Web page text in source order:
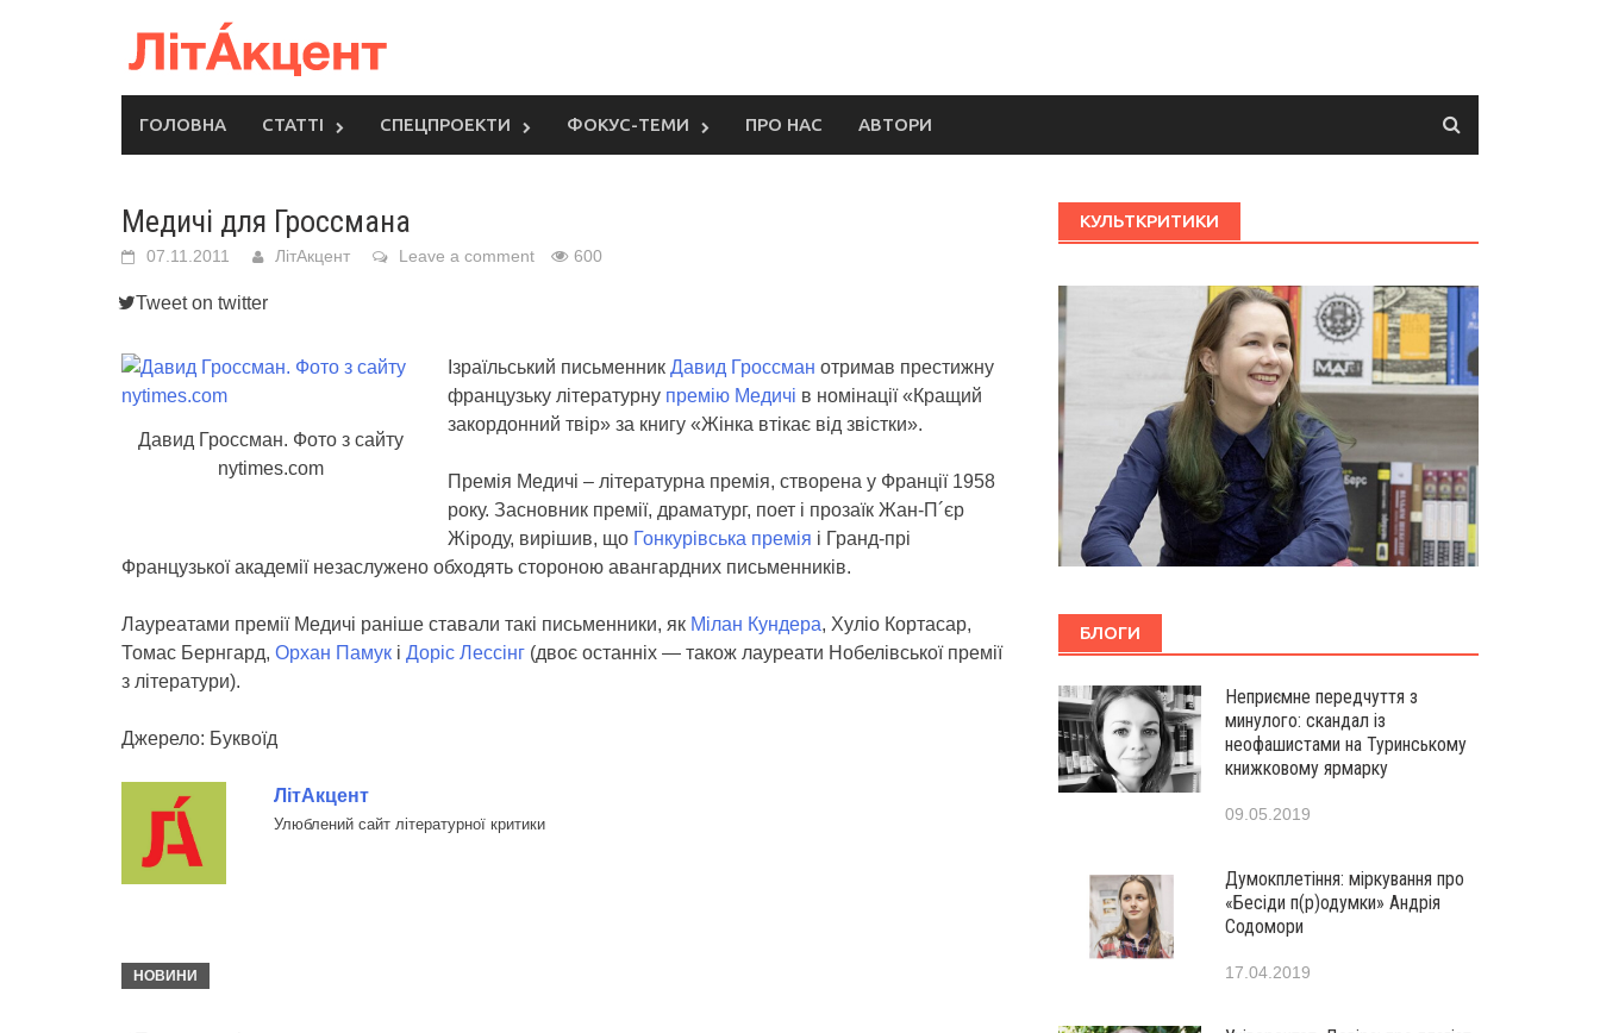
ГОЛОВНА СТАТТІ СПЕЦПРОЕКТИ ФОКУС-ТЕМИ ПРО НАС АВТОРИ
Медичі для Гроссмана
07.11.2011 ЛітАкцент Leave a comment 600
Tweet on twitter
Давид Гроссман. Фото з сайту
nytimes.com
Ізраїльський письменник Давид Гроссман отримав престижну
французьку літературну премію Медичі в номінації «Кращий
закордонний твір» за книгу «Жінка втікає від звістки».
Премія Медичі – літературна премія, створена у Франції 1958
року. Засновник премії, драматург, поет і прозаїк Жан-П´єр
Жіроду, вирішив, що Гонкурівська премія і Гранд-прі
Французької академії незаслужено обходять стороною авангардних письменників.
Лауреатами премії Медичі раніше ставали такі письменники, як Мілан Кундера, Хуліо Кортасар,
Томас Бернгард, Орхан Памук і Доріс Лессінг (двоє останніх — також лауреати Нобелівської премії
з літератури).
Джерело: Буквоїд
ЛітАкцент
Улюблений сайт літературної критики
НОВИНИ
КУЛЬТКРИТИКИ
БЛОГИ
Неприємне передчуття з
минулого: скандал із
неофашистами на Туринському
книжковому ярмарку
09.05.2019
Думокплетіння: міркування про
«Бесіди п(р)одумки» Андрія
Содомори
17.04.2019